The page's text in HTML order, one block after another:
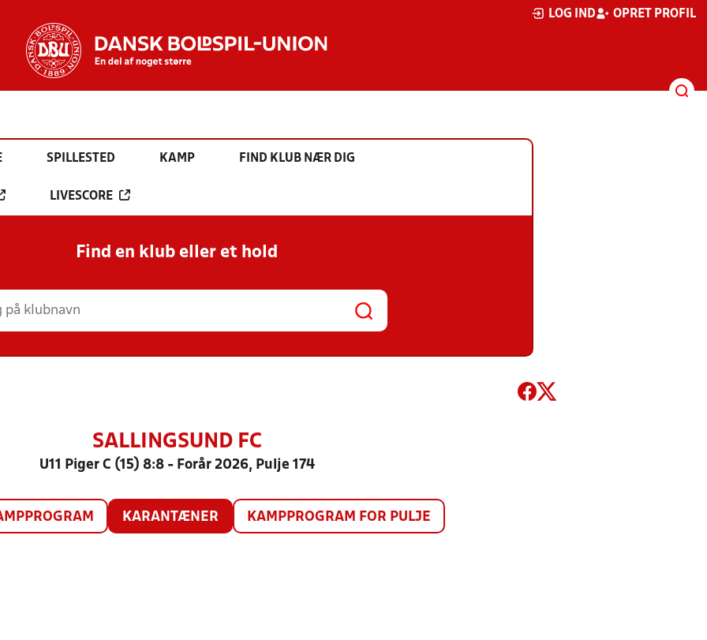
LOG IND OPRET PROFIL
SPILLESTED KAMP FIND KLUB NÆR DIG
LIVESCORE
Find en klub eller et hold
SALLINGSUND FC
U11 Piger C (15) 8:8 - Forår 2026, Pulje 174
KARANTÆNER KAMPPROGRAM FOR PULJE